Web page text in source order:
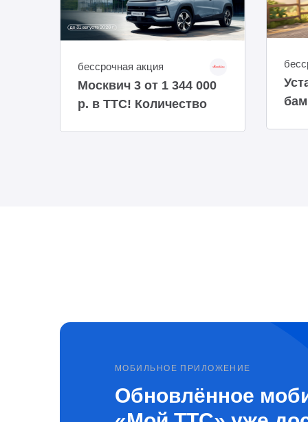
бессрочная акция
Москвич 3 от 1 344 000
р. в ТТС! Количество
МОБИЛЬНОЕ ПРИЛОЖЕНИЕ
Обновлённое